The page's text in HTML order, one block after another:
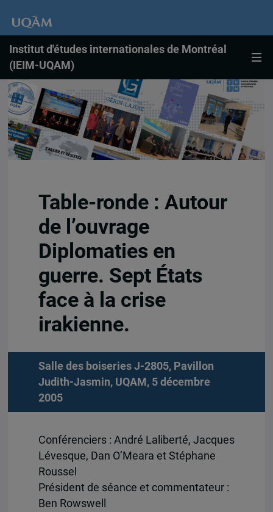
Institut d'études internationales de Montréal
(IEIM-UQAM)
Table-ronde : Autour
de l’ouvrage
Diplomaties en
guerre. Sept États
face à la crise
irakienne.
Salle des boiseries J-2805, Pavillon
Judith-Jasmin, UQAM, 5 décembre
2005
Conférenciers : André Laliberté, Jacques
Lévesque, Dan O’Meara et Stéphane
Roussel
Président de séance et commentateur :
Ben Rowswell